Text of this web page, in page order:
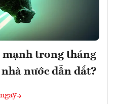
trong tháng
nước dẫn dắt?